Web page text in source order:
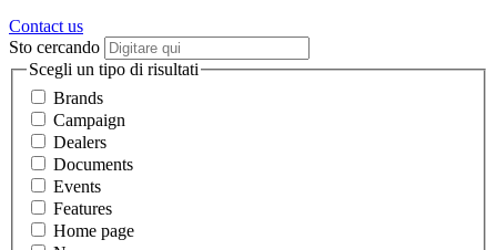
Contact us
Sto cercando
Scegli un tipo di risultati
Brands
Campaign
Dealers
Documents
Events
Features
Home page